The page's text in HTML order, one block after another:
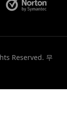
Reserved. 무